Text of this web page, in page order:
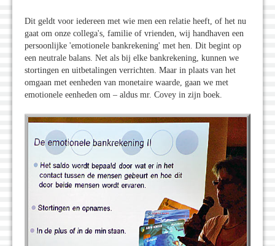
Dit geldt voor iedereen met wie men een relatie heeft, of het nu
gaat om onze collega's, familie of vrienden, wij handhaven een
persoonlijke 'emotionele bankrekening' met hen. Dit begint op
een neutrale balans. Net als bij elke bankrekening, kunnen we
stortingen en uitbetalingen verrichten. Maar in plaats van het
omgaan met eenheden van monetaire waarde, gaan we met
emotionele eenheden om – aldus mr. Covey in zijn boek.